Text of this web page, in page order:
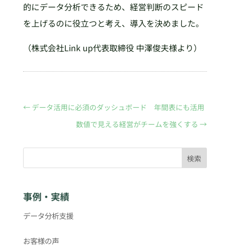
的にデータ分析できるため、経営判断のスピード
を上げるのに役立つと考え、導入を決めました。
（株式会社Link up代表取締役 中澤俊夫様より）
← データ活用に必須のダッシュボード 年間表にも活用
数値で見える経営がチームを強くする →
検索
事例・実績
データ分析支援
お客様の声